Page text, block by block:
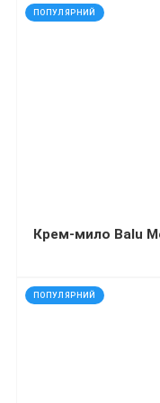
ПОПУЛЯРНИЙ
код: 32462
Крем-мило Balu
ПОПУЛЯРНИЙ
код: 12110